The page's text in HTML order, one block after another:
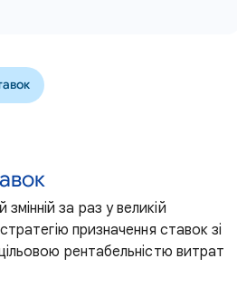
за раз у великій
призначення ставок зі
рентабельністю витрат